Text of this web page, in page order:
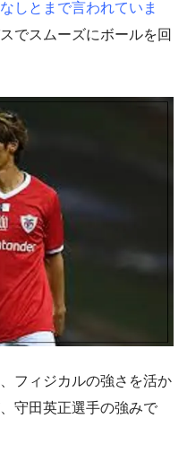
しとまで言われていま
でスムーズにボールを回
フィジカルの強さを活か
守田英正選手の強みで